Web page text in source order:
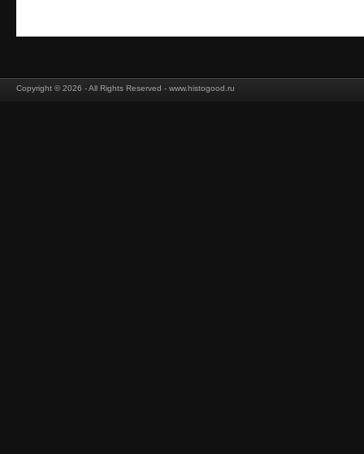
Copyright © 2026 - All Rights Reserved - www.histogood.ru